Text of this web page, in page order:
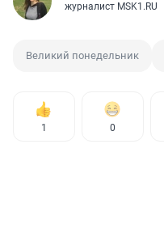
журналист MSK1.RU
Великий понедельник
1 0